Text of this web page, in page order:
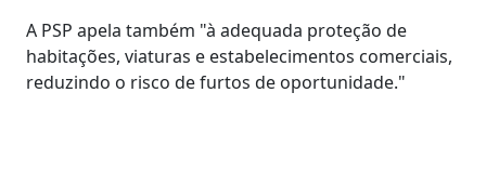
A PSP apela também "à adequada proteção de
habitações, viaturas e estabelecimentos comerciais,
reduzindo o risco de furtos de oportunidade."